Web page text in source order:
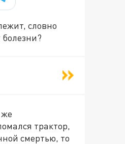
словно
трактор,
смертью, то